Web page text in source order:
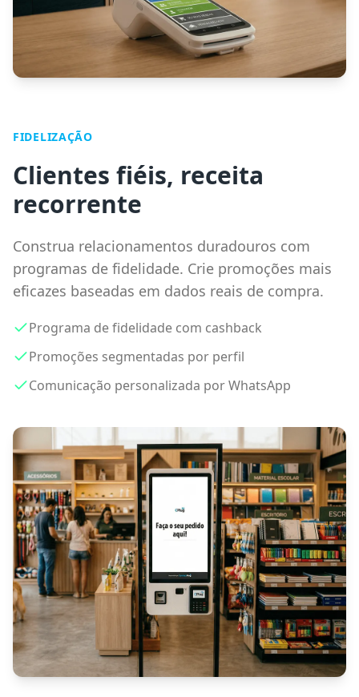
FIDELIZAÇÃO
Clientes fiéis, receita
recorrente
Construa relacionamentos duradouros com
programas de fidelidade. Crie promoções mais
eficazes baseadas em dados reais de compra.
Programa de fidelidade com cashback
Promoções segmentadas por perfil
Comunicação personalizada por WhatsApp